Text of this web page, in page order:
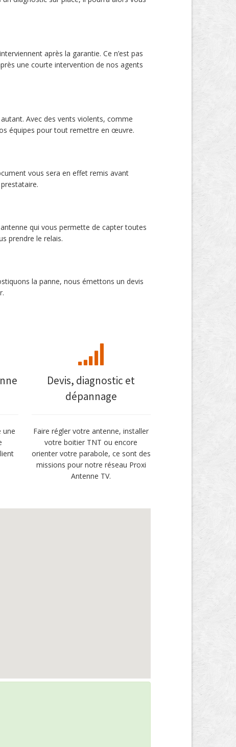
après la garantie. Ce n’est pas
une courte intervention de nos agents
Avec des vents violents, comme
équipes pour tout remettre en œuvre.
vous sera en effet remis avant
qui vous permette de capter toutes
prendre le relais.
la panne, nous émettons un devis
une
Devis, diagnostic et
dépannage
Faire régler votre antenne, installer
votre boitier TNT ou encore
orienter votre parabole, ce sont des
missions pour notre réseau Proxi
Antenne TV.